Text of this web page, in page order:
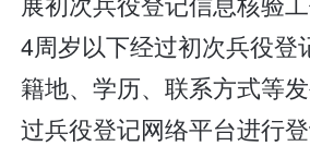
4周岁以下经过初次兵役登
籍地、学历、联系方式等
过兵役登记网络平台进行登